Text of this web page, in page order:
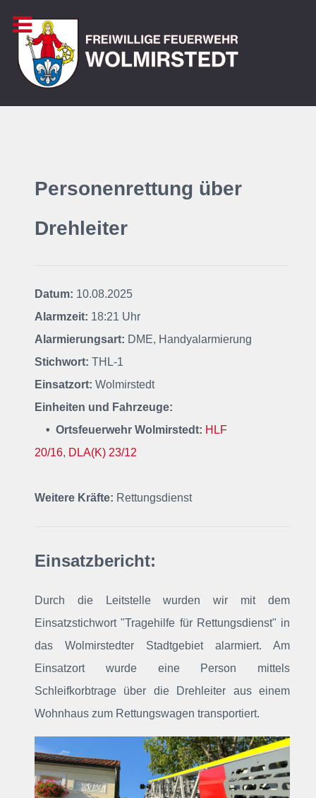
Personenrettung über
Drehleiter
Datum: 10.08.2025
Alarmzeit: 18:21 Uhr
Alarmierungsart: DME, Handyalarmierung
Stichwort: THL-1
Einsatzort: Wolmirstedt
Einheiten und Fahrzeuge:
• Ortsfeuerwehr Wolmirstedt: HLF
20/16, DLA(K) 23/12
Weitere Kräfte: Rettungsdienst
Einsatzbericht:
Durch die Leitstelle wurden wir mit dem
Einsatzstichwort "Tragehilfe für Rettungsdienst" in
das Wolmirstedter Stadtgebiet alarmiert. Am
Einsatzort wurde eine Person mittels
Schleifkorbtrage über die Drehleiter aus einem
Wohnhaus zum Rettungswagen transportiert.